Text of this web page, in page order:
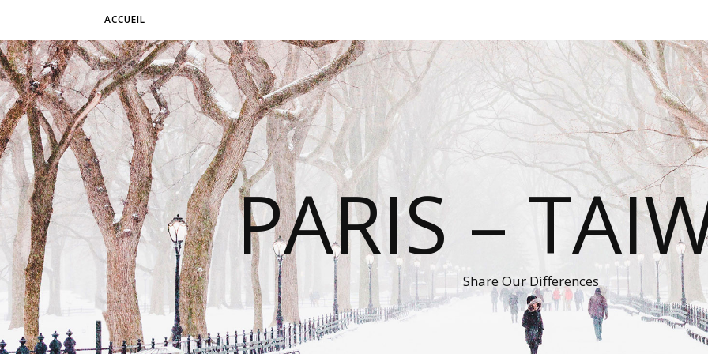
ACCUEIL
PARIS –
Share Our Differences